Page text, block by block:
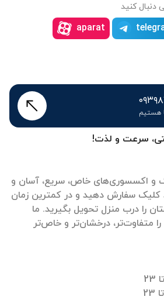
سرعت و لذت!
و اکسسوری‌های خاص، سریع، آسان و
سفارش دهید و در کمترین زمان
را درب منزل تحویل بگیرید. ما
را متفاوت‌تر، درخشان‌تر و خاص‌تر
دنبال کنید
aparat
هستیم